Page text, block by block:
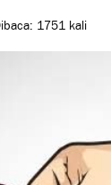
1751 kali